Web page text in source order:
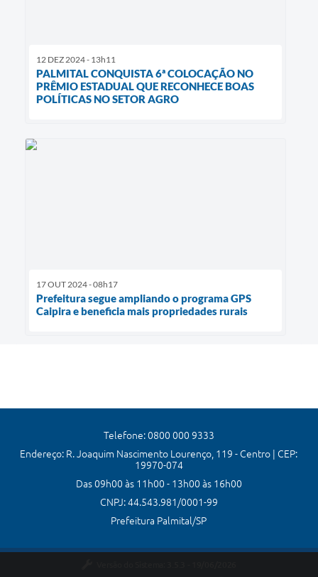
12 DEZ 2024 - 13h11
PALMITAL CONQUISTA 6ª COLOCAÇÃO NO
PRÊMIO ESTADUAL QUE RECONHECE BOAS
POLÍTICAS NO SETOR AGRO
17 OUT 2024 - 08h17
Prefeitura segue ampliando o programa GPS
Caipira e beneficia mais propriedades rurais
Telefone: 0800 000 9333
Endereço: R. Joaquim Nascimento Lourenço, 119 - Centro | CEP:
19970-074
Das 09h00 às 11h00 - 13h00 às 16h00
CNPJ: 44.543.981/0001-99
Prefeitura Palmital/SP